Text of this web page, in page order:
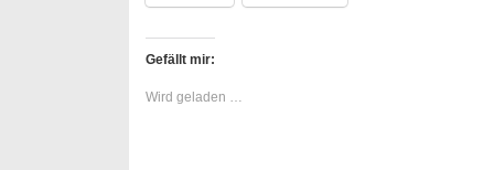
Gefällt mir:
Wird geladen …